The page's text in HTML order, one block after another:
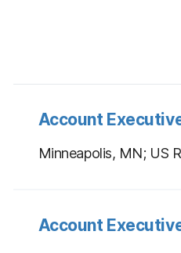
Account
Minneapolis, MN; US
Account